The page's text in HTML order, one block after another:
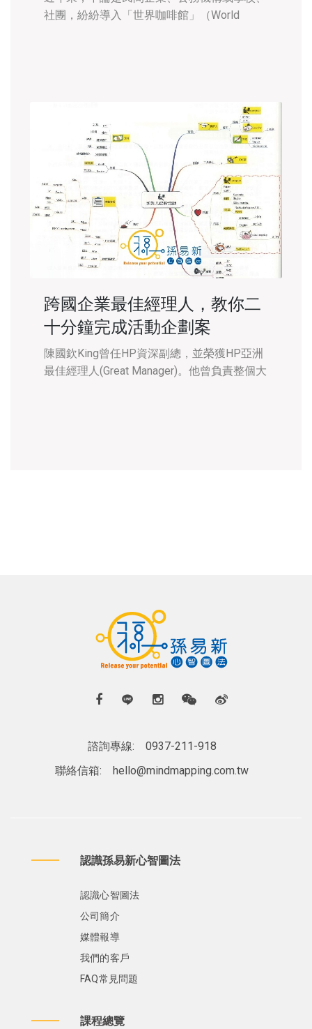
社團，紛紛導入「世界咖啡館」（World
跨國企業最佳經理人，教你二
十分鐘完成活動企劃案
陳國欽King曾任HP資深副總，並榮獲HP亞洲
最佳經理人(Great Manager)。他曾負責整個大
諮詢專線:
0937-211-918
聯絡信箱:
hello@mindmapping.com.tw
認識孫易新心智圖法
認識心智圖法
公司簡介
媒體報導
我們的客戶
FAQ常見問題
課程總覽